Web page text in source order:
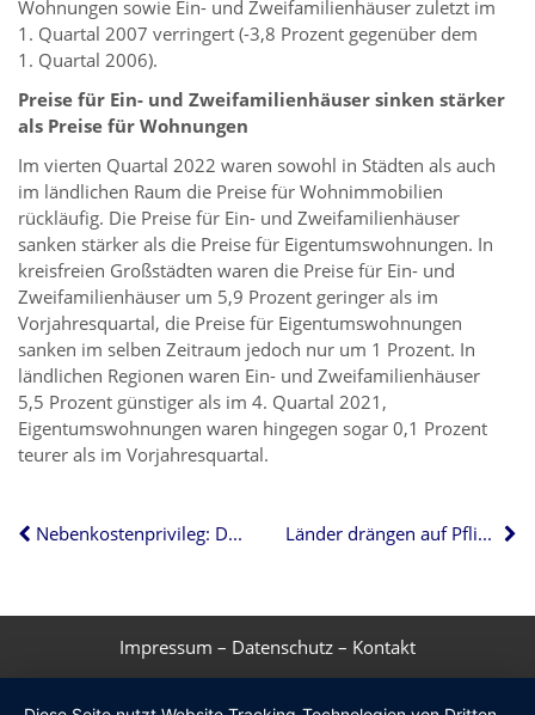
Wohnungen sowie Ein- und Zweifamilienhäuser zuletzt im
1. Quartal 2007 verringert (-3,8 Prozent gegenüber dem
1. Quartal 2006).
Preise für Ein- und Zweifamilienhäuser sinken stärker
als Preise für Wohnungen
Im vierten Quartal 2022 waren sowohl in Städten als auch
im ländlichen Raum die Preise für Wohnimmobilien
rückläufig. Die Preise für Ein- und Zweifamilienhäuser
sanken stärker als die Preise für Eigentumswohnungen. In
kreisfreien Großstädten waren die Preise für Ein- und
Zweifamilienhäuser um 5,9 Prozent geringer als im
Vorjahresquartal, die Preise für Eigentumswohnungen
sanken im selben Zeitraum jedoch nur um 1 Prozent. In
ländlichen Regionen waren Ein- und Zweifamilienhäuser
5,5 Prozent günstiger als im 4. Quartal 2021,
Eigentumswohnungen waren hingegen sogar 0,1 Prozent
teurer als im Vorjahresquartal.
Nebenkostenprivileg: Das bedeutet die Abschaffung für Ihr Kabel-TV Länder drängen auf Pflichtversicherung für Unwetterschäden
Impressum – Datenschutz – Kontakt